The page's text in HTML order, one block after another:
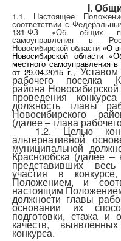
I.
1.1. Настоящее
соответствии с
131-ФЗ «Об общих
самоуправления в
Новосибирской области «О
Новосибирской области
местного самоуправления
от 29.04.2015 г.,
рабочего поселка
района
проведения
должность главы
Новосибирского
(далее – глава
1.2. Целью
альтернативной
муниципальной
Краснообска (далее –
представивших
участия в
Положением, и
настоящим
должности главы
основании их
подготовки, стажа
качеств,
конкурса.